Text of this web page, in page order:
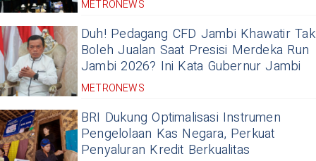
METRONEWS
Duh! Pedagang CFD Jambi Khawatir Tak
Boleh Jualan Saat Presisi Merdeka Run
Jambi 2026? Ini Kata Gubernur Jambi
METRONEWS
BRI Dukung Optimalisasi Instrumen
Pengelolaan Kas Negara, Perkuat
Penyaluran Kredit Berkualitas